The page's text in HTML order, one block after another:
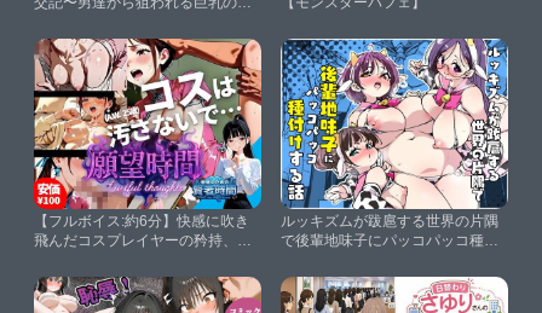
【フルボイス:約6分】快感に吹き
飛んだコスプレイヤーの矜持、自
ックス【実験的作品:願望時間と賢
者時間＃6】【メルト工房】
ルッキズムが跋扈する世界の片隅
で後輩地味子にパッコパッコ種付